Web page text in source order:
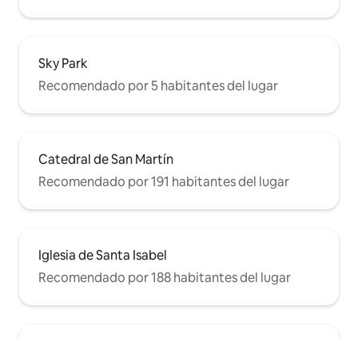
Sky Park
Recomendado por 5 habitantes del lugar
Catedral de San Martín
Recomendado por 191 habitantes del lugar
Iglesia de Santa Isabel
Recomendado por 188 habitantes del lugar